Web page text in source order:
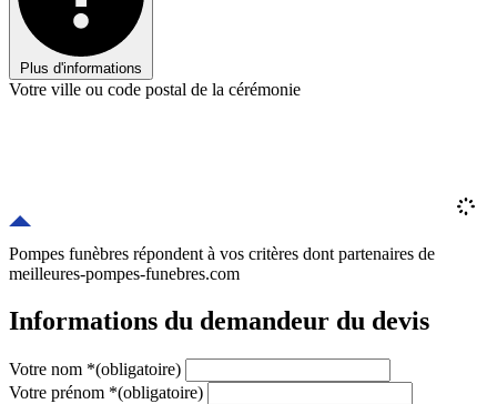
Plus d'informations
Votre ville ou code postal de la cérémonie
Pompes funèbres répondent à vos critères dont partenaires de
meilleures-pompes-funebres.com
Informations du demandeur du devis
Votre nom *(obligatoire)
Votre prénom *(obligatoire)